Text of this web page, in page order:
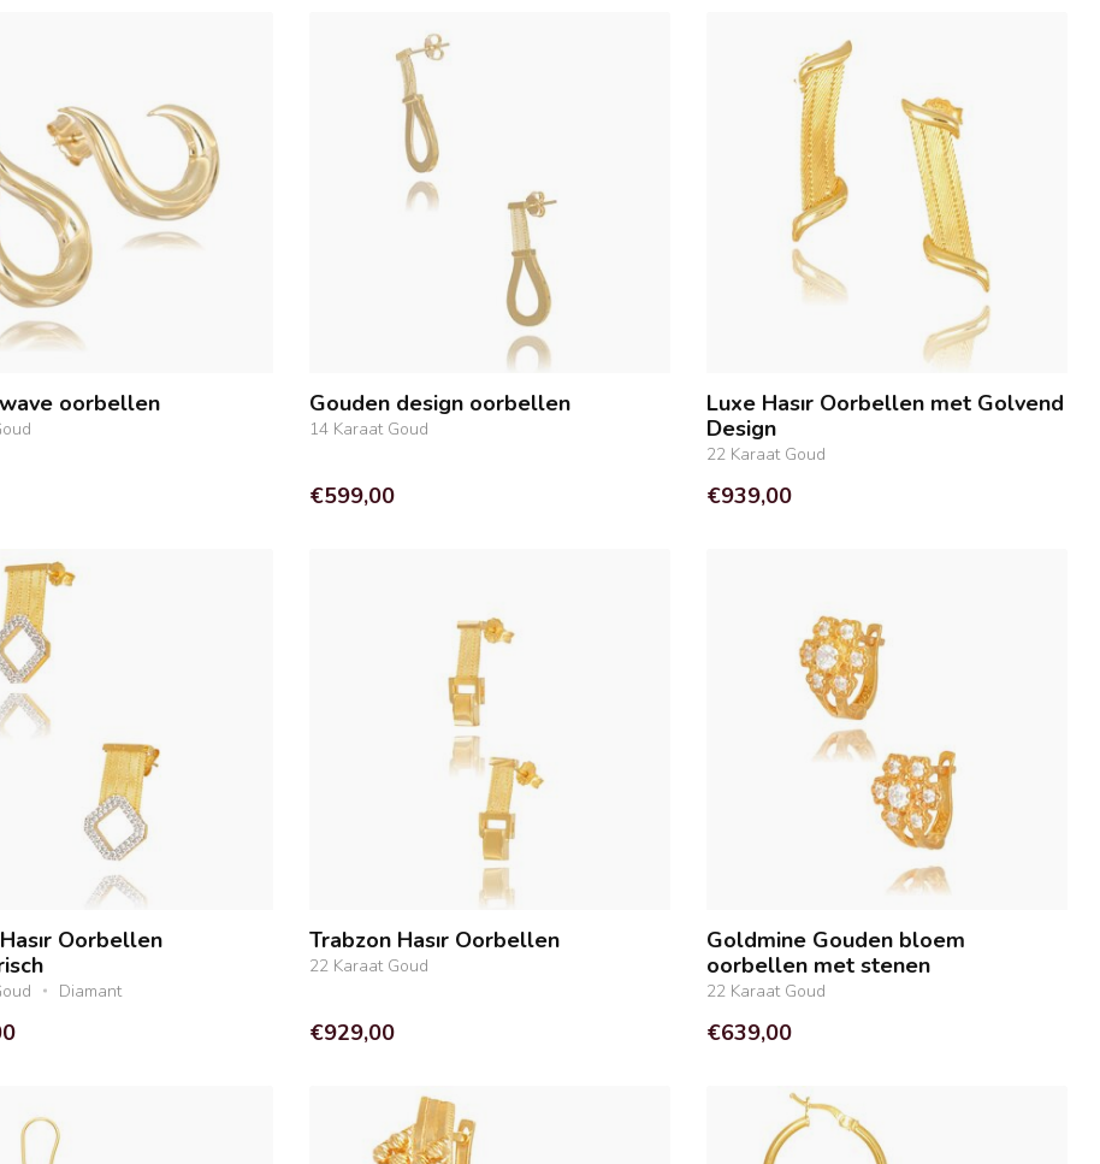
oorbellen Gouden design oorbellen
14 Karaat Goud
€599,00
Luxe Hasır Oorbellen met Golvend
Design
22 Karaat Goud
€939,00
Oorbellen
Diamant
Trabzon Hasır Oorbellen
22 Karaat Goud
€929,00
Goldmine Gouden bloem
oorbellen met stenen
22 Karaat Goud
€639,00